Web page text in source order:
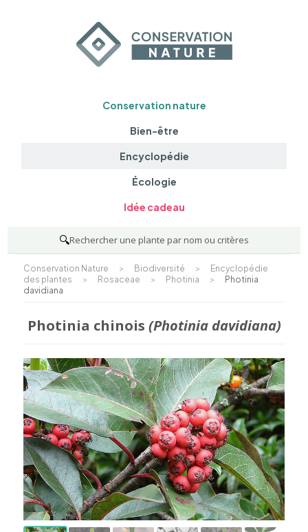
Conservation nature
Bien-être
Encyclopédie
Écologie
Idée cadeau
🔍Rechercher une plante par nom ou critères
Conservation Nature > Biodiversité >
Encyclopédie
des plantes
> Rosaceae > Photinia >
Photinia
davidiana
Photinia chinois (Photinia davidiana)